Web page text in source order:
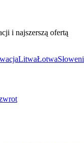
i najszerszą ofertą
LitwaŁotwa